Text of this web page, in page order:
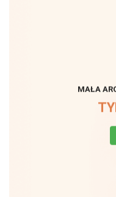
MAŁA